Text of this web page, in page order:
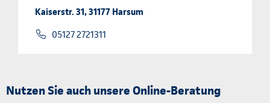
Kaiserstr. 31, 31177 Harsum
05127 2721311
Nutzen Sie auch unsere Online-Beratung